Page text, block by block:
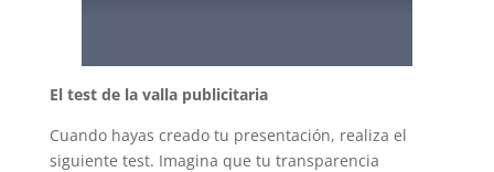
El test de la valla publicitaria
Cuando hayas creado tu presentación, realiza el
siguiente test. Imagina que tu transparencia